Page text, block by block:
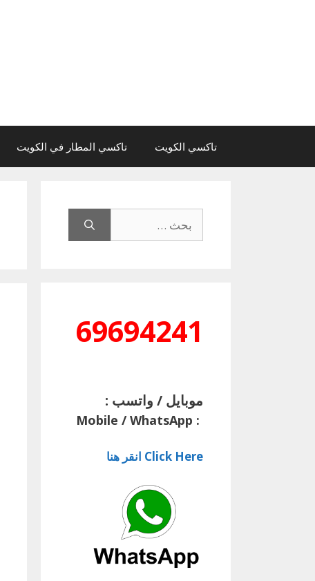
تاكسي الكويت تاكسي المطار في الكويت
عن:
69694241
موبايل / واتسب :
:
Mobile / WhatsApp
Click Here انقر هنا